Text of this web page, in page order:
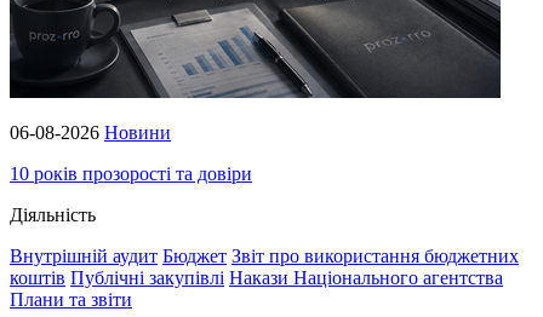
06-08-2026 Новини
10 років прозорості та довіри
Діяльність
Внутрішній аудит Бюджет Звіт про використання бюджетних
коштів Публічні закупівлі Накази Національного агентства
Плани та звіти